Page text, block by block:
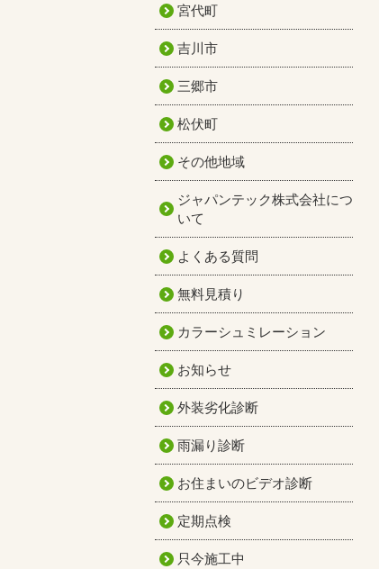
宮代町
吉川市
三郷市
松伏町
その他地域
ジャパンテック株式会社につ
いて
よくある質問
無料見積り
カラーシュミレーション
お知らせ
外装劣化診断
雨漏り診断
お住まいのビデオ診断
定期点検
只今施工中